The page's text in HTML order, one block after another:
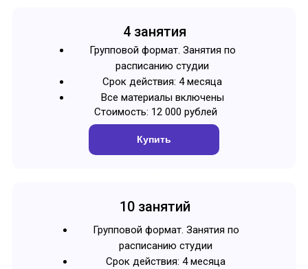
4 занятия
Групповой формат. Занятия по
расписанию студии
Срок действия: 4 месяца
Все материалы включены
Стоимость: 12 000 рублей
Купить
10 занятий
Групповой формат. Занятия по
расписанию студии
Срок действия: 4 месяца